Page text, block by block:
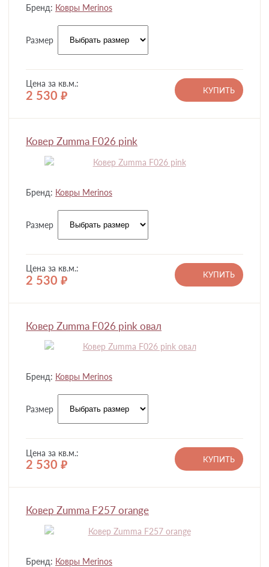
Бренд: Ковры Merinos
Размер
Цена за кв.м.:
2 530 руб.
КУПИТЬ
Ковер Zumma F026 pink
Бренд: Ковры Merinos
Размер
Цена за кв.м.:
2 530 руб.
КУПИТЬ
Ковер Zumma F026 pink овал
Бренд: Ковры Merinos
Размер
Цена за кв.м.:
2 530 руб.
КУПИТЬ
Ковер Zumma F257 orange
Бренд: Ковры Merinos